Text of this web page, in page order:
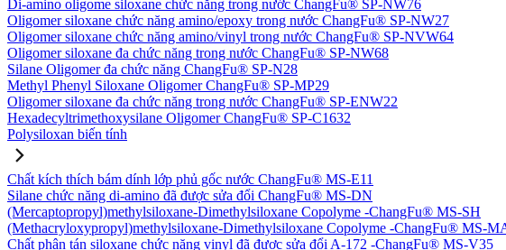
Di-amino oligome siloxane chức năng trong nước ChangFu® SP-NW76
Oligomer siloxane chức năng amino/epoxy trong nước ChangFu® SP-NW27
Oligomer siloxane chức năng amino/vinyl trong nước ChangFu® SP-NVW64
Oligomer siloxane đa chức năng trong nước ChangFu® SP-NW68
Silane Oligomer đa chức năng ChangFu® SP-N28
Methyl Phenyl Siloxane Oligomer ChangFu® SP-MP29
Oligomer siloxane đa chức năng trong nước ChangFu® SP-ENW22
Hexadecyltrimethoxysilane Oligomer ChangFu® SP-C1632
Polysiloxan biến tính
Chất kích thích bám dính lớp phủ gốc nước ChangFu® MS-E11
Silane chức năng di-amino đã được sửa đổi ChangFu® MS-DN
(Mercaptopropyl)methylsiloxane-Dimethylsiloxane Copolyme -ChangFu® MS-SH
(Methacryloxypropyl)methylsiloxane-Dimethylsiloxane Copolyme -ChangFu® MS-
Chất phân tán siloxane chức năng vinyl đã được sửa đổi A-172 -ChangFu® MS-V35